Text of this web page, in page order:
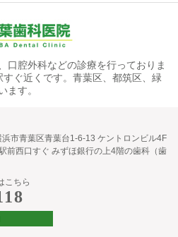
口腔外科などの診療を行っておりま
ぐ近くです。青葉区、都筑区、緑
ます。
市青葉区青葉台1-6-13 ケントロンビル4F
前西口すぐ みずほ銀行の上4階の歯科（歯
こちら